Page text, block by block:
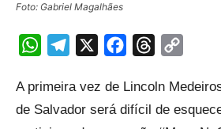
Foto: Gabriel Magalhães
WhatsAppTelegram FacebookThreads
A primeira vez de Lincoln
de Salvador será difícil de